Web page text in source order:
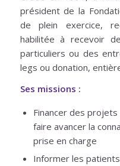
président de la
de plein exercice,
habilitée à recevoir
particuliers ou des
legs ou donation,
Ses missions :
Financer des
faire avancer la
prise en charge
Informer les